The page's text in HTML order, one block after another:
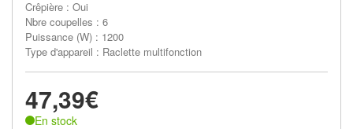
Crêpière : Oui
Nbre coupelles : 6
Puissance (W) : 1200
Type d'appareil : Raclette multifonction
47,39€
En stock